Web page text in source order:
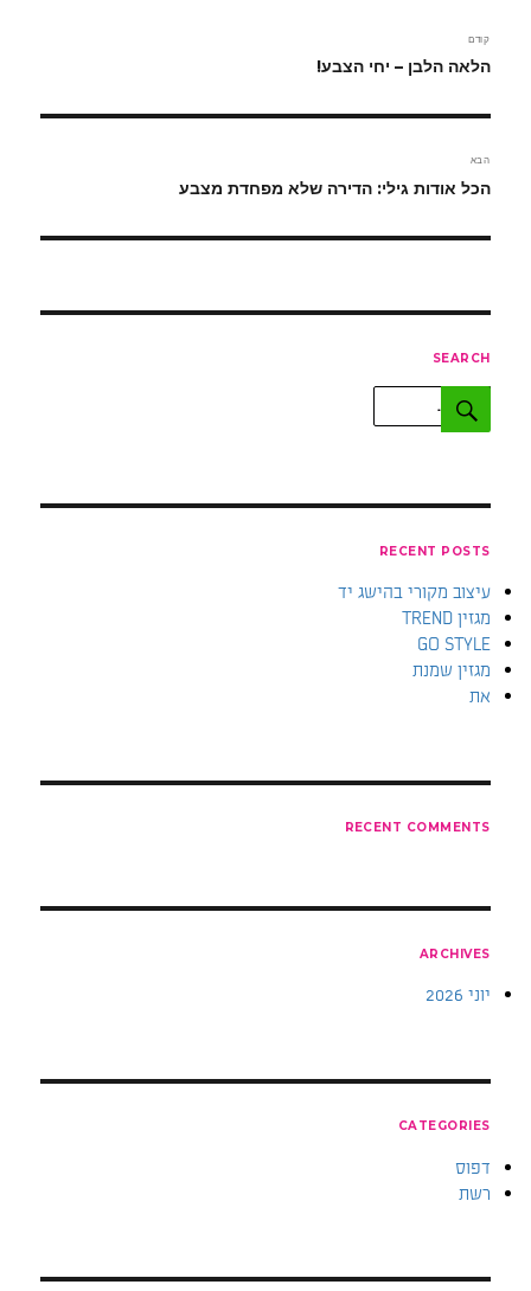
קודם
הפוסט
הלאה הלבן – יחי הצבע!
הבא
הפוסט
הכל אודות גילי: הדירה שלא מפחדת מצבע
SEARCH
חפש:
RECENT POSTS
עיצוב מקורי בהישג יד
מגזין TREND
GO STYLE
מגזין שמנת
את
RECENT COMMENTS
ARCHIVES
יוני 2026
CATEGORIES
דפוס
רשת